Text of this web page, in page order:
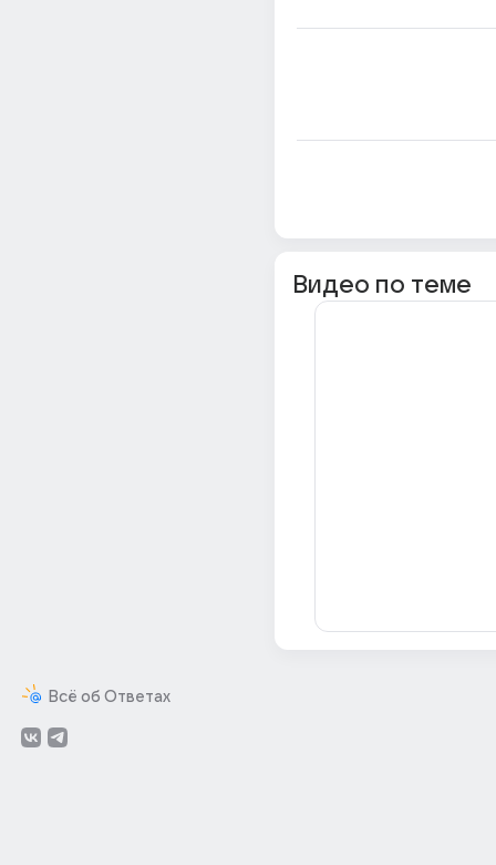
Всё об Ответах
Видео по теме